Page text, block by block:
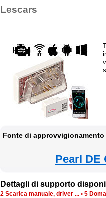
Lescars
Fonte di
Pearl DE
Dettagli di supporto
2 Scarica manuale, driver ... • 5